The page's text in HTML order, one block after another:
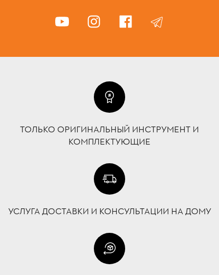
ТОЛЬКО ОРИГИНАЛЬНЫЙ ИНСТРУМЕНТ И
КОМПЛЕКТУЮЩИЕ
УСЛУГА ДОСТАВКИ И КОНСУЛЬТАЦИИ НА ДОМУ